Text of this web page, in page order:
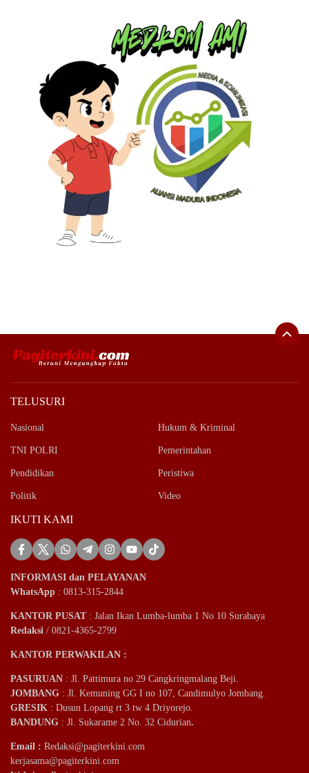
TELUSURI
Nasional Hukum & Kriminal
TNI POLRI Pemerintahan
Pendidikan Peristiwa
Politik Video
IKUTI KAMI
INFORMASI dan PELAYANAN
WhatsApp : 0813-315-2844
KANTOR PUSAT: Jalan Ikan Lumba-lumba 1 No 10 Surabaya
Redaksi / 0821-4365-2799
KANTOR PERWAKILAN :
PASURUAN : Jl. Pattimura no 29 Cangkringmalang Beji.
JOMBANG : Jl. Kemuning GG I no 107, Candimulyo Jombang.
GRESIK : Dusun Lopang rt 3 tw 4 Driyorejo.
BANDUNG : Jl. Sukarame 2 No. 32 Cidurian.
Email : Redaksi@pagiterkini.com
kerjasama@pagiterkini.com